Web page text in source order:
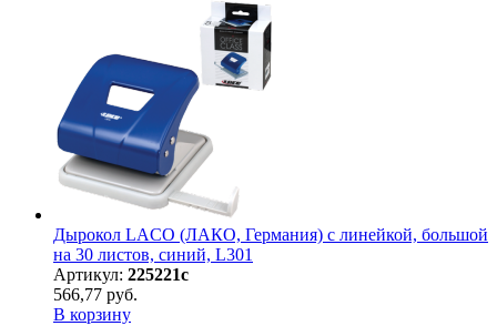
Дырокол LACO (ЛАКО, Германия) с линейкой, большой
на 30 листов, синий, L301
Артикул: 225221с
566,77 руб.
В корзину